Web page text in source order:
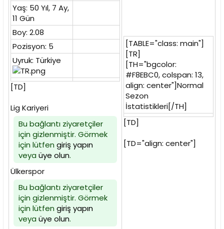
Yaş: 50 Yıl, 7 Ay,
11 Gün
Boy: 2.08
Pozisyon: 5
Uyruk: Türkiye
[TD]
Lig Kariyeri
Bu bağlantı ziyaretçiler
için gizlenmiştir. Görmek
için lütfen giriş yapın
veya üye olun.
Ülkerspor
Bu bağlantı ziyaretçiler
için gizlenmiştir. Görmek
için lütfen giriş yapın
veya üye olun.
[TABLE="class: main"]
[TR]
[TH="bgcolor:
#F8EBC0, colspan: 13,
align: center"]Normal
Sezon
İstatistikleri[/TH]
[TD]
[TD="align: center"]